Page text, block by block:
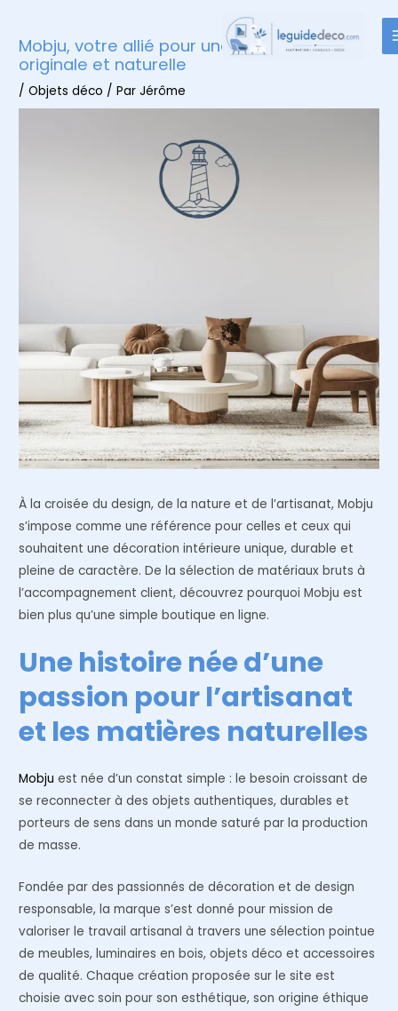
contenu
Mobju, votre allié pour une décoration
originale et naturelle
/Objets déco / ParJérôme
À la croisée du design, de la nature et de l’artisanat, Mobju
s’impose comme une référence pour celles et ceux qui
souhaitent une décoration intérieure unique, durable et
pleine de caractère. De la sélection de matériaux bruts à
l’accompagnement client, découvrez pourquoi Mobju est
bien plus qu’une simple boutique en ligne.
Une histoire née d’une
passion pour l’artisanat
et les matières naturelles
Mobju est née d’un constat simple : le besoin croissant de
se reconnecter à des objets authentiques, durables et
porteurs de sens dans un monde saturé par la production
de masse.
Fondée par des passionnés de décoration et de design
responsable, la marque s’est donné pour mission de
valoriser le travail artisanal à travers une sélection pointue
de meubles, luminaires en bois, objets déco et accessoires
de qualité. Chaque création proposée sur le site est
choisie avec soin pour son esthétique, son origine éthique